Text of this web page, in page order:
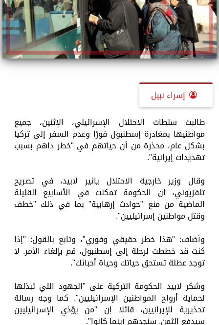
إسراء نبيل
طالبت سلطات الاحتلال الإسرائيلي، الإثنين، جميع
مواطنيها بمغادرة إسطنبول فورًا وعدم السفر إلى تركيا
بشكل عام، محذرة من أن حياتهم في "خطر داهم بسبب
تهديدات إيرانية".
وقال وزير خارجية الاحتلال يائير لابيد، في تصريح
تلفزيوني، إن الحكومة تمكنت في الأسابيع القليلة
الماضية من منع "حوادث إرهابية" بما في ذلك "خطف
وقتل مواطنين إسرائيليين".
وأضاف: "هذا خطر حقيقي وفوري"، وتابع بالقول: "إذا
كنت قد خططت لرحلة إلى إسطنبول، قم بإلغاء الأمر. لا
توجد عطلة تستحق حياتك وحياة أحبائك".
وشكر لابيد الحكومة التركية على "الجهود التي تبذلها
لحماية أرواح المواطنين الإسرائيليين". كما وجه رسالة
تحذيرية للإيرانيين، قائلا إن "من يؤذي الإسرائيليين
سيدفع الثمن. سنجدهم أينما كانوا".